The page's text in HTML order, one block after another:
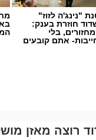
מיכה בישל את השער
הגמר אשדוד תפגוש
"נינג'ה לזוז"
חוזרת בענק:
בלי
אתם קובעים
ואיזה ימים
רוצה מאזן